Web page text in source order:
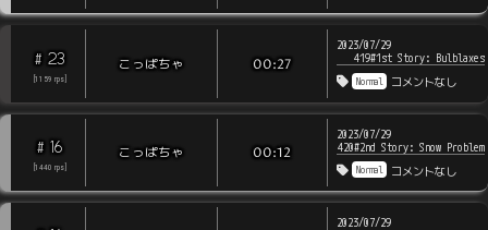
# 23
1159 rps
こっぱちゃ 00:27
2023/07/29
419#1st Story: Bulblaxes
Normal コメントなし
# 16
1440 rps
こっぱちゃ 00:12
2023/07/29
420#2nd Story: Snow Problem
Normal コメントなし
2023/07/29